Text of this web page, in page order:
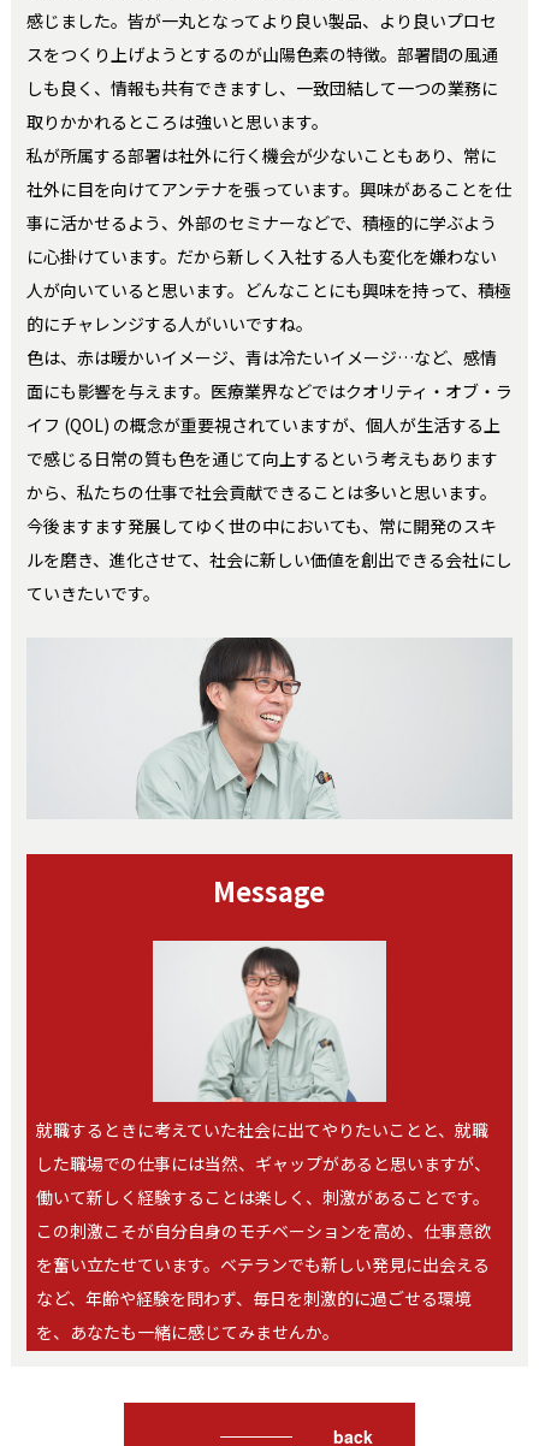
感じました。皆が一丸となってより良い製品、より良いプロセ
スをつくり上げようとするのが山陽色素の特徴。部署間の風通
しも良く、情報も共有できますし、一致団結して一つの業務に
取りかかれるところは強いと思います。
私が所属する部署は社外に行く機会が少ないこともあり、常に
社外に目を向けてアンテナを張っています。興味があることを仕
事に活かせるよう、外部のセミナーなどで、積極的に学ぶよう
に心掛けています。だから新しく入社する人も変化を嫌わない
人が向いていると思います。どんなことにも興味を持って、積極
的にチャレンジする人がいいですね。
色は、赤は暖かいイメージ、青は冷たいイメージ…など、感情
面にも影響を与えます。医療業界などではクオリティ・オブ・ラ
イフ (QOL) の概念が重要視されていますが、個人が生活する上
で感じる日常の質も色を通じて向上するという考えもあります
から、私たちの仕事で社会貢献できることは多いと思います。
今後ますます発展してゆく世の中においても、常に開発のスキ
ルを磨き、進化させて、社会に新しい価値を創出できる会社にし
ていきたいです。
Message
就職するときに考えていた社会に出てやりたいことと、就職
した職場での仕事には当然、ギャップがあると思いますが、
働いて新しく経験することは楽しく、刺激があることです。
この刺激こそが自分自身のモチベーションを高め、仕事意欲
を奮い立たせています。ベテランでも新しい発見に出会える
など、年齢や経験を問わず、毎日を刺激的に過ごせる環境
を、あなたも一緒に感じてみませんか。
back